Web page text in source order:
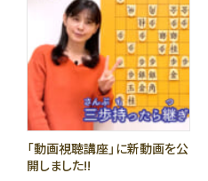
「動画視聴講座」に新動画を公
開しました!!